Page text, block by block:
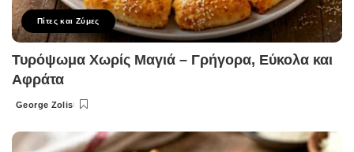
Πίτες και Ζύμες
Τυρόψωμα Χωρίς Μαγιά – Γρήγορα, Εύκολα και
Αφράτα
Posted
George Zolis